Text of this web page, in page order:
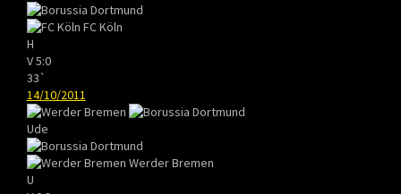
FC Köln
H
V5:0
33`
14/10/2011
Ude
Werder Bremen
U